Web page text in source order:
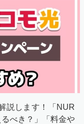
説します！「NUR
べき？」「料金や